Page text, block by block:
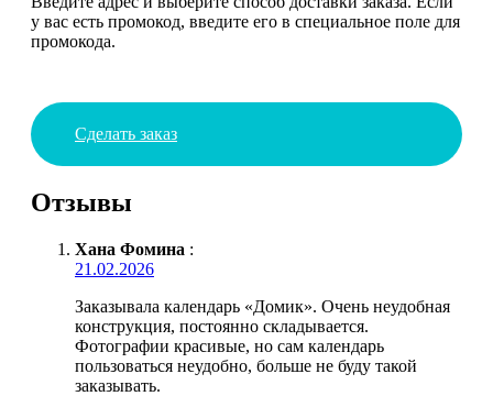
у вас есть промокод, введите его в специальное поле для
промокода.
Сделать заказ
Отзывы
Хана Фомина :
21.02.2026
Заказывала календарь «Домик». Очень неудобная
конструкция, постоянно складывается.
Фотографии красивые, но сам календарь
пользоваться неудобно, больше не буду такой
заказывать.